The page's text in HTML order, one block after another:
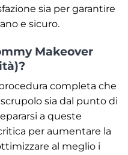
sia per garantire
e sicuro.
Makeover
completa che
sia dal punto di
a queste
per aumentare la
al meglio i